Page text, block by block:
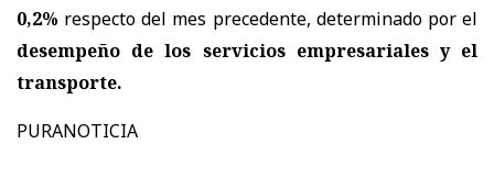
0,2% respecto del mes precedente, determinado por el
desempeño de los servicios empresariales y el
transporte.
PURANOTICIA